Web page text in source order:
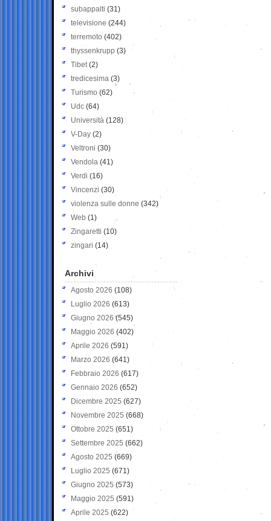
subappalti (31)
televisione(244)
terremoto (402)
thyssenkrupp (3)
Tibet(2)
tredicesima (3)
Turismo (62)
Udc (64)
Università (128)
V-Day (2)
Veltroni (30)
Vendola (41)
Verdi (16)
Vincenzi (30)
violenza sulle donne (342)
Web (1)
Zingaretti (10)
zingari (14)
Archivi
Agosto 2026 (108)
Luglio 2026 (613)
Giugno 2026 (545)
Maggio 2026 (402)
Aprile 2026 (591)
Marzo 2026 (641)
Febbraio 2026 (617)
Gennaio 2026 (652)
Dicembre 2025 (627)
Novembre 2025 (668)
Ottobre 2025 (651)
Settembre 2025 (662)
Agosto 2025 (669)
Luglio 2025 (671)
Giugno 2025 (573)
Maggio 2025 (591)
Aprile 2025 (622)